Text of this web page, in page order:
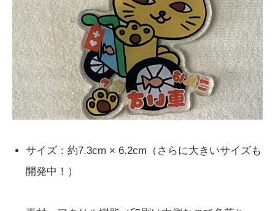
サイズ：約7.3cm × 6.2cm（さらに大きいサイズも
開発中！）